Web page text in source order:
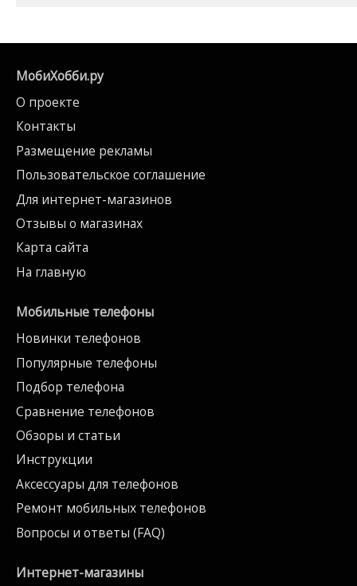
МобиХобби.ру
О проекте
Контакты
Размещение рекламы
Пользовательское соглашение
Для интернет-магазинов
Отзывы о магазинах
Карта сайта
На главную
Мобильные телефоны
Новинки телефонов
Популярные телефоны
Подбор телефона
Сравнение телефонов
Обзоры и статьи
Инструкции
Аксессуары для телефонов
Ремонт мобильных телефонов
Вопросы и ответы (FAQ)
Интернет-магазины